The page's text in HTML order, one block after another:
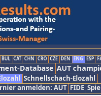
BUL CAT CHN CRO CZE DEN ENG ESP
Database AUT
Schnellschach-Elozahl
anmelden: AUT FIDE